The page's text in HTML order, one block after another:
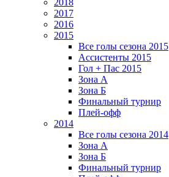
2018
2017
2016
2015
Все голы сезона 2015
Ассистенты 2015
Гол + Пас 2015
Зона А
Зона Б
Финальный турнир
Плей-офф
2014
Все голы сезона 2014
Зона А
Зона Б
Финальный турнир